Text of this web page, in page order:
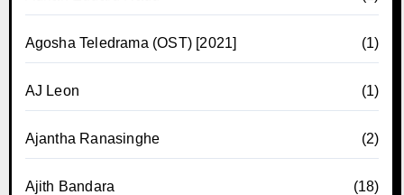
Agosha Teledrama (OST) [2021] (1)
AJ Leon (1)
Ajantha Ranasinghe (2)
Ajith Bandara (18)